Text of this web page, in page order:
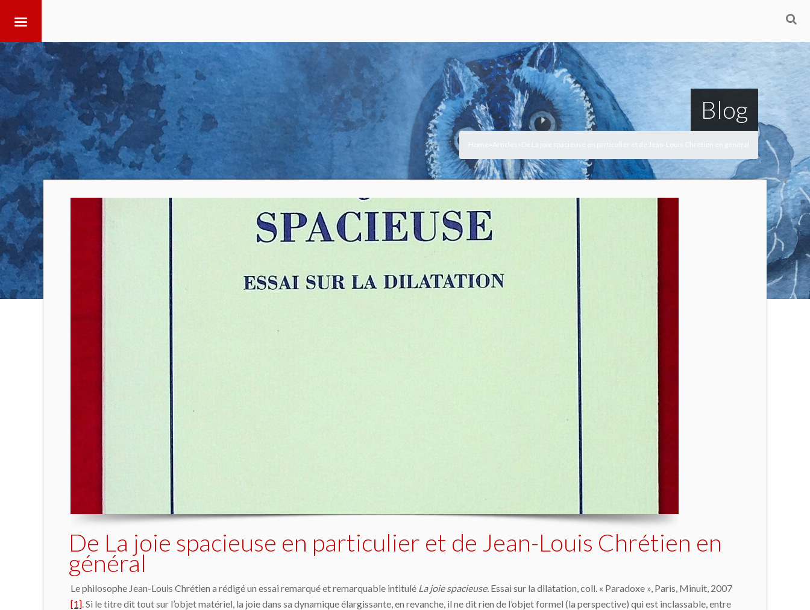
Blog
De La joie spacieuse en particulier et de Jean-Louis Chrétien en
général
Le philosophe Jean-Louis Chrétien a rédigé un essai remarqué et remarquable intitulé La joie spacieuse. Essai sur la dilatation, coll. « Paradoxe », Paris, Minuit, 2007
[1]. Si le titre dit tout sur l’objet matériel, la joie dans sa dynamique élargissante, en revanche, il ne dit rien de l’objet formel (la perspective) qui est inclassable, entre